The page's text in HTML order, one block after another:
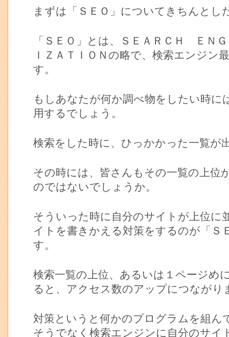
まずは「ＳＥＯ」についてきちんとし
「ＳＥＯ」とは、ＳＥＡＲＣＨ ＥＮ
ＩＺＡＴＩＯＮの略で、検索エンジン
す。
もしあなたが何か調べ物をしたい時に
用するでしょう。
検索をした時に、ひっかかった一覧が
その時には、皆さんもその一覧の上位
のではないでしょうか。
そういった時に自分のサイトが上位に
イトを書きかえる対策をするのが「Ｓ
す。
検索一覧の上位、あるいは１ページめ
ると、アクセス数のアップにつながり
対策というと何かのプログラムを組ん
そうでなく検索エンジンに自分のサイ